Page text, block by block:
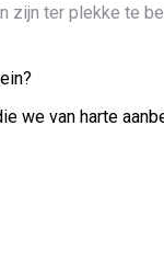
zijn ter plekke te
we van harte